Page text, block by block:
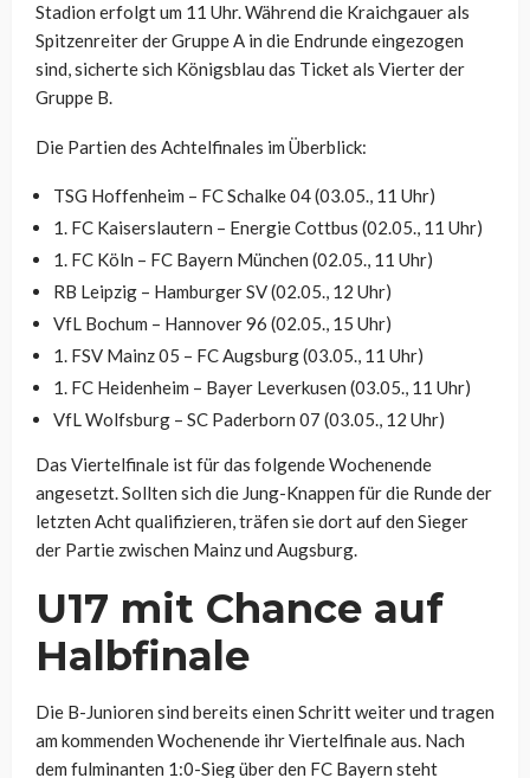
Stadion erfolgt um 11 Uhr. Während die Kraichgauer als
Spitzenreiter der Gruppe A in die Endrunde eingezogen
sind, sicherte sich Königsblau das Ticket als Vierter der
Gruppe B.
Die Partien des Achtelfinales im Überblick:
TSG Hoffenheim – FC Schalke 04 (03.05., 11 Uhr)
1. FC Kaiserslautern – Energie Cottbus (02.05., 11 Uhr)
1. FC Köln – FC Bayern München (02.05., 11 Uhr)
RB Leipzig – Hamburger SV (02.05., 12 Uhr)
VfL Bochum – Hannover 96 (02.05., 15 Uhr)
1. FSV Mainz 05 – FC Augsburg (03.05., 11 Uhr)
1. FC Heidenheim – Bayer Leverkusen (03.05., 11 Uhr)
VfL Wolfsburg – SC Paderborn 07 (03.05., 12 Uhr)
Das Viertelfinale ist für das folgende Wochenende
angesetzt. Sollten sich die Jung-Knappen für die Runde der
letzten Acht qualifizieren, träfen sie dort auf den Sieger
der Partie zwischen Mainz und Augsburg.
U17 mit Chance auf
Halbfinale
Die B-Junioren sind bereits einen Schritt weiter und tragen
am kommenden Wochenende ihr Viertelfinale aus. Nach
dem fulminanten 1:0-Sieg über den FC Bayern steht